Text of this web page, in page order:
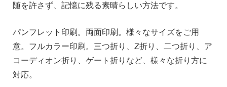
随を許さず、記憶に残る素晴らしい方法です。
パンフレット印刷。両面印刷。様々なサイズをご用
意。フルカラー印刷。三つ折り、Z折り、二つ折り、ア
コーディオン折り、ゲート折りなど、様々な折り方に
対応。